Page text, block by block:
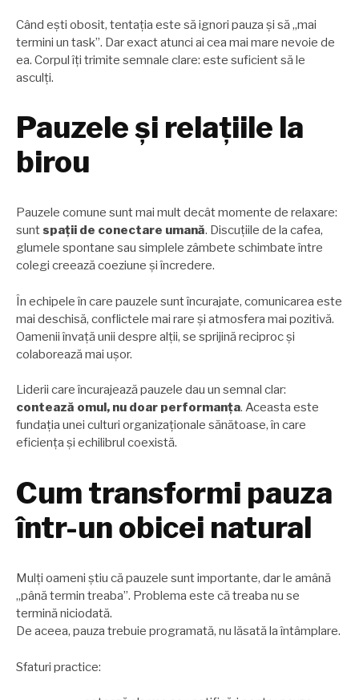
Când ești obosit, tentația este să ignori pauza și să „mai
termini un task”. Dar exact atunci ai cea mai mare nevoie de
ea. Corpul îți trimite semnale clare: este suficient să le
asculți.
Pauzele și relațiile la
birou
Pauzele comune sunt mai mult decât momente de relaxare:
suntspații de conectare umană. Discuțiile de la cafea,
glumele spontane sau simplele zâmbete schimbate între
colegi creează coeziune și încredere.
În echipele în care pauzele sunt încurajate, comunicarea este
mai deschisă, conflictele mai rare și atmosfera mai pozitivă.
Oamenii învață unii despre alții, se sprijină reciproc și
colaborează mai ușor.
Liderii care încurajează pauzele dau un semnal clar:
contează omul, nu doar performanța. Aceasta este
fundația unei culturi organizaționale sănătoase, în care
eficiența și echilibrul coexistă.
Cum transformi pauza
într-un obicei natural
Mulți oameni știu că pauzele sunt importante, dar le amână
„până termin treaba”. Problema este că treaba nu se
termină niciodată.
De aceea, pauza trebuie programată, nu lăsată la întâmplare.
Sfaturi practice: